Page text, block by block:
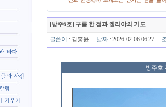
[방주6호] 구름 한 점과 엘리야의 기도
글쓴이 : 김홍윤 날짜 : 2026-02-06 06:27
방주호